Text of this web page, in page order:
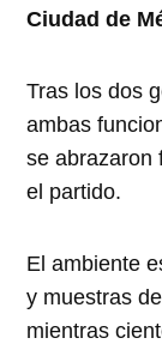
Ciudad de
Tras los dos
ambas
se abrazaron
el partido.
El ambiente
y muestras
mientras